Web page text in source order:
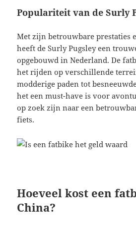
Populariteit van de Surly
Met zijn betrouwbare prestaties
heeft de Surly Pugsley een
opgebouwd in Nederland. De
het rijden op verschillende
modderige paden tot
het een must-have is voor
op zoek zijn naar een
fiets.
Hoeveel kost een
China?